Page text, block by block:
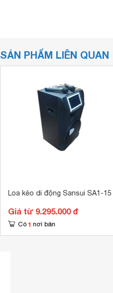
SẢN PHẨM LIÊN QUAN
Loa kéo di động Sansui SA1-15
Giá từ 9.295.000 đ
Có 1 nơi bán